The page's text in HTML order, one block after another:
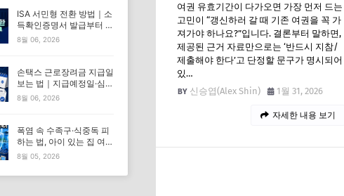
여권 유효기간이 다가오면 가장 먼저 드는
고민이 “갱신하러 갈 때 기존 여권을 꼭 가
져가야 하나요?”입니다. 결론부터 말하면,
제공된 근거 자료만으로는 ‘반드시 지참/
제출해야 한다’고 단정할 문구가 명시되어
있…
신승엽(Alex Shin)
1월 31, 2026
자세한 내용 보기
ISA 서민형 전환 방법｜소
득확인증명서 발급부터 증
권사 신청까지
8월 06, 2026
손택스 근로장려금 지급일
보는 법｜지급예정일·심사
중·9월 30일 해석
8월 06, 2026
폭염 속 수족구·식중독 피
하는 법, 아이 있는 집 여름
철 예방수칙
8월 05, 2026